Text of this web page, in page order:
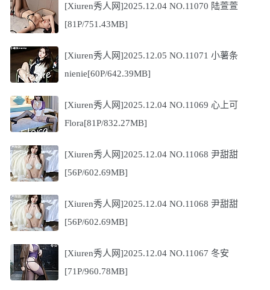
[Xiuren秀人网]2025.12.04 NO.11070 陆萱萱
[81P/751.43MB]
[Xiuren秀人网]2025.12.05 NO.11071 小薯条
nienie[60P/642.39MB]
[Xiuren秀人网]2025.12.04 NO.11069 心上可
Flora[81P/832.27MB]
[Xiuren秀人网]2025.12.04 NO.11068 尹甜甜
[56P/602.69MB]
[Xiuren秀人网]2025.12.04 NO.11068 尹甜甜
[56P/602.69MB]
[Xiuren秀人网]2025.12.04 NO.11067 冬安
[71P/960.78MB]